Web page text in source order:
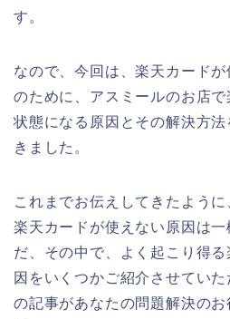
す。
なので、今回は、楽天カード
のために、アスミールのお店
状態になる原因とその解決方
きました。
これまでお伝えしてきたよう
楽天カードが使えない原因は
だ、その中で、よく起こり得
因をいくつかご紹介させてい
の記事があなたの問題解決の